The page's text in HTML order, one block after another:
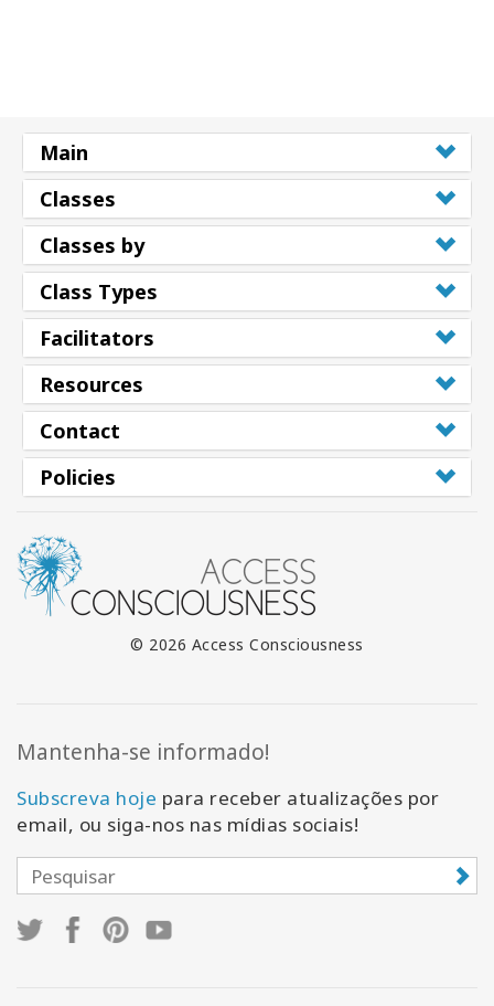
Main
Classes
Classes by
Class Types
Facilitators
Resources
Contact
Policies
© 2026 Access Consciousness
Mantenha-se informado!
Subscreva hoje para receber atualizações por
email, ou siga-nos nas mídias sociais!